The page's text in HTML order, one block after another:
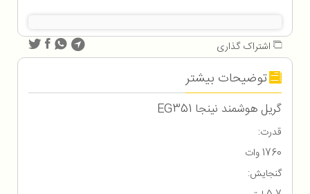
اشتراک گذاری
توضیحات بیشتر
گریل هوشمند نینجا EG351
قدرت:
1760 وات
گنجایش: